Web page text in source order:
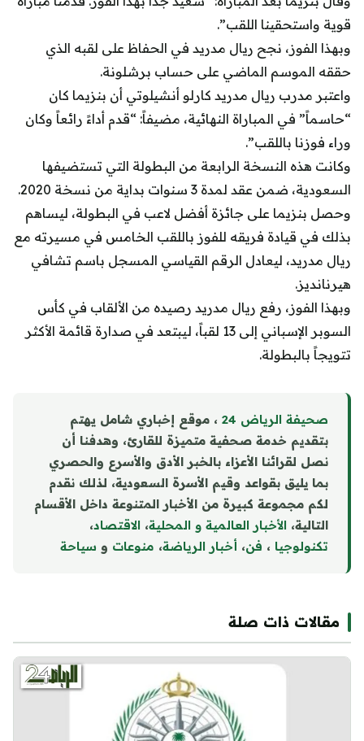
قوية واستحقينا اللقب”.
وبهذا الفوز، نجح ريال مدريد في الحفاظ على لقبه الذي
حققه الموسم الماضي على حساب برشلونة.
واعتبر مدرب ريال مدريد كارلو أنشيلوتي أن بنزيما كان
“حاسماً” في المباراة النهائية، مضيفاً: “قدم أداءً رائعاً وكان
وراء فوزنا باللقب”.
وكانت هذه النسخة الرابعة من البطولة التي تستضيفها
السعودية، ضمن عقد لمدة 3 سنوات بداية من نسخة 2020.
وحصل بنزيما على جائزة أفضل لاعب في البطولة، ليساهم
بذلك في قيادة فريقه للفوز باللقب الخامس في مسيرته مع
ريال مدريد، ليعادل الرقم القياسي المسجل باسم تشافي
هيرنانديز.
وبهذا الفوز، رفع ريال مدريد رصيده من الألقاب في كأس
السوبر الإسباني إلى 13 لقباً، ليبتعد في صدارة قائمة الأكثر
تتويجاً بالبطولة.
صحيفة الرياض 24
، موقع إخباري شامل يهتم
بتقديم خدمة صحفية متميزة للقارئ، وهدفنا أن
نصل لقرائنا الأعزاء بالخبر الأدق والأسرع والحصري
بما يليق بقواعد وقيم الأسرة السعودية، لذلك نقدم
لكم مجموعة كبيرة من الأخبار المتنوعة داخل الأقسام
التالية، الأخبار العالمية و المحلية، الاقتصاد،
تكنولوجيا ، فن، أخبار الرياضة، منوعات و سياحة
مقالات ذات صلة